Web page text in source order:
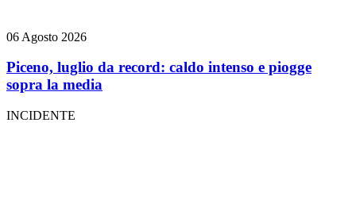
06 Agosto 2026
Piceno, luglio da record: caldo intenso e piogge
sopra la media
INCIDENTE